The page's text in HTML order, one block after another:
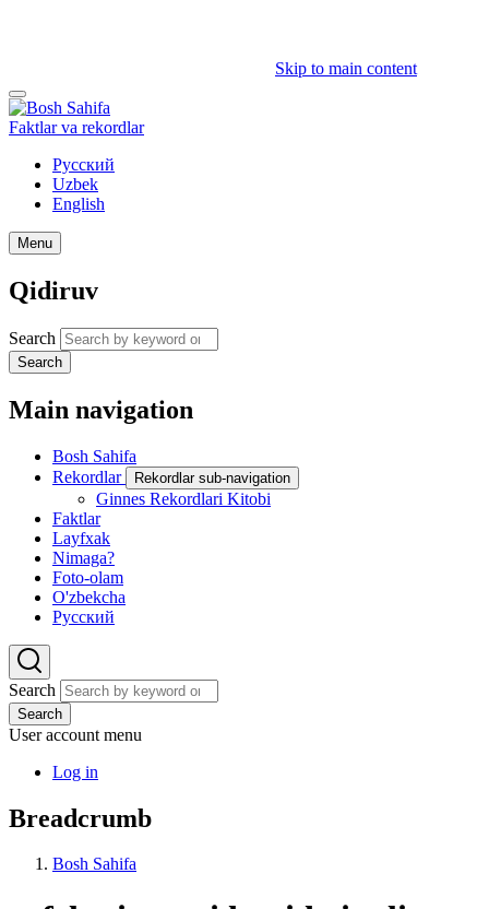
Skip to main content
Faktlar va rekordlar
Русский
Uzbek
English
Menu
Qidiruv
Search
Search
Main navigation
Bosh Sahifa
Rekordlar
Rekordlar sub-navigation
Ginnes Rekordlari Kitobi
Faktlar
Layfxak
Nimaga?
Foto-olam
O'zbekcha
Русский
Search
Search
User account menu
Log in
Breadcrumb
Bosh Sahifa